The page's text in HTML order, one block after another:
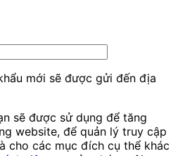
mới sẽ được gửi đến địa
sẽ được sử dụng để tăng
website, để quản lý truy cập
cho các mục đích cụ thể khác